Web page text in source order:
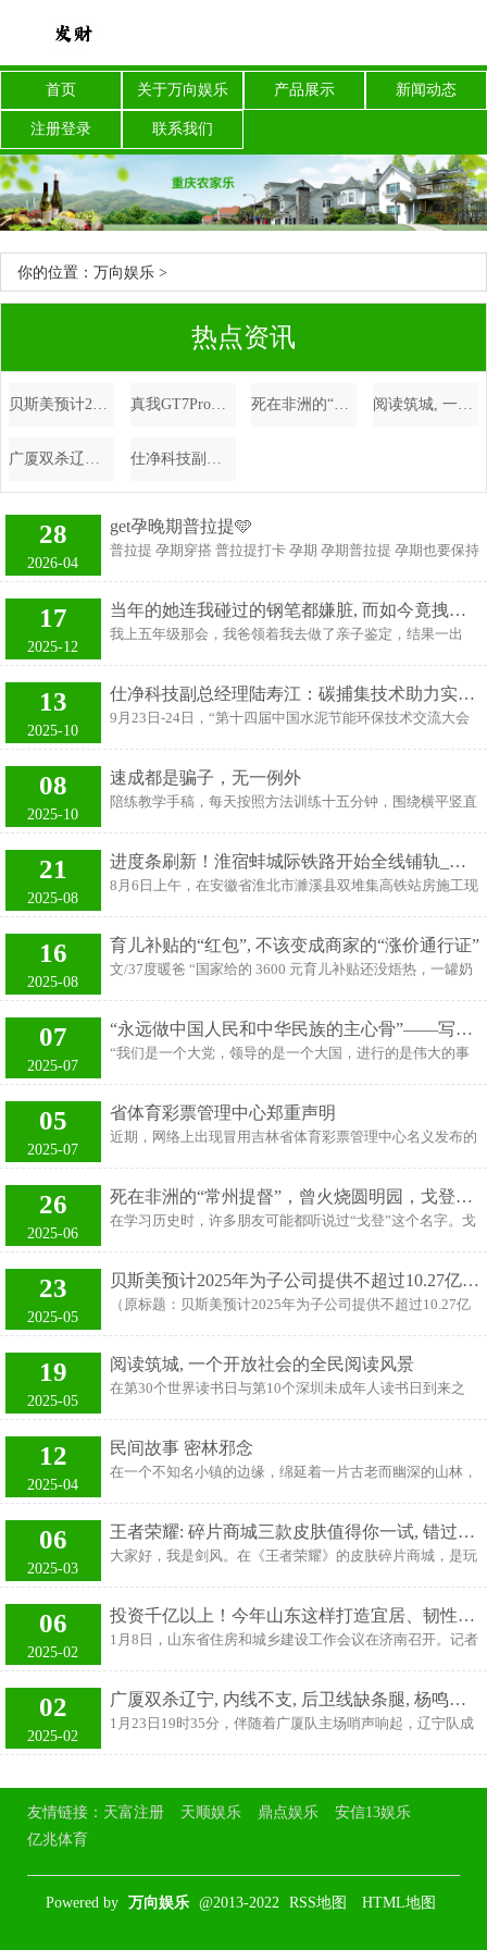
首页 关于万向娱乐 产品展示 新闻动态
注册登录 联系我们
你的位置： 万向娱乐 >
热点资讯
贝斯美预计2025年为子公司提供不超过10.27亿担保 真我GT7Pro入网：骁龙8Gen4+120W快充，最快10月底发布 死在非洲的“常州提督”，曾火烧圆明园，戈登之死为啥震动英国？_苏丹_战争_洋枪队 阅读筑城, 一个开放社会的全民阅读风景
广厦双杀辽宁, 内线不支, 后卫线缺条腿, 杨鸣创下三项队史记录 仕净科技副总经理陆寿江：碳捕集技术助力实现“变废为宝”，助力低碳建材生产
28
2026-04
get孕晚期普拉提🩵
普拉提 孕期穿搭 普拉提打卡 孕期 孕期普拉提 孕期也要保持
17
2025-12
当年的她连我碰过的钢笔都嫌脏, 而如今竟拽着简历, 站在我公司门口求职
我上五年级那会，我爸领着我去做了亲子鉴定，结果一出
叔那会还当着兵，隔一两月给我寄来生活费，钱很少，日子
很紧巴，因为没钱买衣服，一件旧衣服翻来覆去的穿，脏了
也没人洗，跟个要饭的差不多，那时候同学也不爱跟我玩，
时间一长，我整个人变得异常沉默，一整天也说不了一句
话。 其实那时候我并不明白，自己可能得了抑郁症了。 上
13
2025-10
仕净科技副总经理陆寿江：碳捕集技术助力实现“变废为宝”，助力低碳建材生产
9月23日-24日，“第十四届中国水泥节能环保技术交流大会
《碳捕集技术应用介绍及优势分享》。 陆寿江表示，我国钢
渣年排放量超1亿吨，堆放占用耕地，污染环境，全国累积
堆存10亿吨钢渣，利用率不足30%。利用钢渣等冶金固废，
通过特殊的工艺和特种催化剂，捕集工业尾气（水泥窑等）
中的CO2，钢渣经过捕碳处理后变成固碳胶凝材料用作混合
08
2025-10
速成都是骗子，无一例外
陪练教学手稿，每天按照方法训练十五分钟，围绕横平竖直
间就做到了心手合一。写字真没有速成，凡是说速成的都是
骗子，无一例外。楷书快写
21
2025-08
进度条刷新！淮宿蚌城际铁路开始全线铺轨_大皖新闻 | 安徽网
8月6日上午，在安徽省淮北市濉溪县双堆集高铁站房施工现
项目建设取得重大进展。 淮宿蚌城际铁路新建正线全长约
161公里，设计时速350公里，沿线设淮北北、淮北西、宿州
西、双堆集、固镇南、蚌埠南6座车站（其中淮北北站、蚌
埠南站为既有车站）。全线铺轨总里程346.19公里，包括正
线铺轨322.44公里，站线铺轨23.75公里。 淮宿蚌城际铁路
16
2025-08
育儿补贴的“红包”, 不该变成商家的“涨价通行证”
文/37度暖爸 “国家给的 3600 元育儿补贴还没焐热，一罐奶
进了骗子的圈套。 2025年1月，《育儿补贴制度实施方案》
正式落地，每孩每年3600元的补贴像一场及时雨，让不少家
庭看到了“养娃减负”的希望。 可现实是，补贴还没到账，母
婴市场的涨价潮就先来了：多个知名奶粉品牌旗下产品每罐
涨了30-50 元，尿不湿从几十块一包涨到百元出头。 更有人
07
2025-07
“永远做中国人民和中华民族的主心骨”——写在中国共产党成立104周年之际_大皖新闻 | 安徽网
“我们是一个大党，领导的是一个大国，进行的是伟大的事
河的恢宏史诗。 党的十八大以来，以习近平同志为核心的党
中央以伟大的历史主动精神、巨大的政治勇气、强烈的责任
担当，推动党和国家事业取得历史性成就、发生历史性变
革，中华民族伟大复兴进入不可逆转的历史进程。 沧海横
流，砥柱巍然。 向着第二个百年奋斗目标，向着强国建设、
05
2025-07
省体育彩票管理中心郑重声明
近期，网络上出现冒用吉林省体育彩票管理中心名义发布的
从未授权或委托任何第三方机构、网站、平台或个人以单位
名义开展招聘工作（包括但不限于收取报名费、培训费、保
证金、中介费等任何费用）。 省体育彩票管理中心提醒广大
求职者和社会公众务必提高警惕，增强防范意识，切勿轻信
非官方渠道的招聘信息，尤其警惕任何以“保证金”“培训
26
2025-06
死在非洲的“常州提督”，曾火烧圆明园，戈登之死为啥震动英国？_苏丹_战争_洋枪队
在学习历史时，许多朋友可能都听说过“戈登”这个名字。戈
然而，这个名字不仅与中国历史息息相关，还代表了19世纪
英国全球殖民扩张的一个标志性人物。戈登不仅参与了中国
的战争，他在欧洲与非洲也留下了深刻的足迹。他的死亡甚
至震动了整个英国，并且在一些人眼中，戈登的死象征着英
国殖民黄金时代的终结。那么，戈登究竟做了什么？他为何
23
2025-05
贝斯美预计2025年为子公司提供不超过10.27亿担保
（原标题：贝斯美预计2025年为子公司提供不超过10.27亿
公告，公司于2025年4月18日召开的第四届董事会第三次会
议和第四届监事会第三次会议审议通过了关于公司预计2025
年度为子公司提供担保额度的议案。根据经营发展需要，
2025年度公司将为合并报表范围内子公司江苏永安化工有限
公司、铜陵贝斯美科技有限公司及宁波贝斯美新材料科技有
19
2025-05
阅读筑城, 一个开放社会的全民阅读风景
在第30个世界读书日与第10个深圳未成年人读书日到来之
不管是聚焦阅读与科技深度融合，还是关注城际共读与城市
发展，抑或推动少儿阅读创新与人文公益关怀，数百场阅读
活动从不同层面在全城掀起又一波阅读热潮，见证深圳这座
充满创新活力与开放精神的现代化都市，在全民阅读领域的
典范意义。自特区成立以来，深圳在经济高速发展的同时，
12
2025-04
民间故事 密林邪念
在一个不知名小镇的边缘，绵延着一片古老而幽深的山林，
闲，好吃懒做，总爱动些歪脑筋。 因为在一次闲谈之中，他
听说隐月山中藏着宝藏，好奇和发财的梦想驱使着阿福独自
一人踏上了隐月山。他在山林中艰难地摸索前行，四周静谧
得可怕，偶尔传来的风声，吹得树叶沙沙作响，仿佛有无数
双眼睛在暗中窥视着他。阿福心中虽有些害怕，但一想到那
06
2025-03
王者荣耀: 碎片商城三款皮肤值得你一试, 错过再无机会
大家好，我是剑风。在《王者荣耀》的皮肤碎片商城，是玩
会进行大更新，而部分皮肤将不再提供兑换。如果你还有皮
肤碎片没有使用，那么现在就是用它们兑换皮肤的最佳时
机。下面是我为你推荐的三款皮肤，它们在商城中都受到了
玩家们的热烈欢迎，错过了你将无法再次兑换。 首先推荐的
是橘右京的修罗皮肤。这款皮肤只需888个皮肤碎片即可兑
06
2025-02
投资千亿以上！今年山东这样打造宜居、韧性、智慧城市
1月8日，山东省住房和城乡建设工作会议在济南召开。记者
上，让城市更美好、群众生活更宜居。 城市更新关系城市面
貌和居住品质的提升，过去一年，山东加快160个片区综合
更新改造项目建设，完成投资817亿元。开工改造老旧小区
网2823公里，建成综合管廊27.8公里，新增海绵城市145
02
2025-02
广厦双杀辽宁, 内线不支, 后卫线缺条腿, 杨鸣创下三项队史记录
1月23日19时35分，伴随着广厦队主场哨声响起，辽宁队成
为耻辱的纪录：单节（第四节）仅得9分的耻辱纪录。 辽宁
队在第四节简直是全线溃败，单就命中率而言就极其糟糕。
士强执教辽宁队之际，但凡提及第四节令人望而生畏的球
友情链接： 天富注册 天顺娱乐 鼎点娱乐
安信13娱乐
亿兆体育
Powered by 万向娱乐 @2013-2022 RSS地图 HTML地图